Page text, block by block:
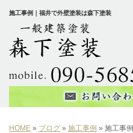
施工事例｜福井で外壁塗装は森下塗装
HOME » ブログ » 施工事例 » 施工事例